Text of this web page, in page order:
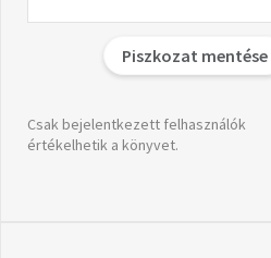
Piszkozat mentése
Csak bejelentkezett felhasználók
értékelhetik a könyvet.